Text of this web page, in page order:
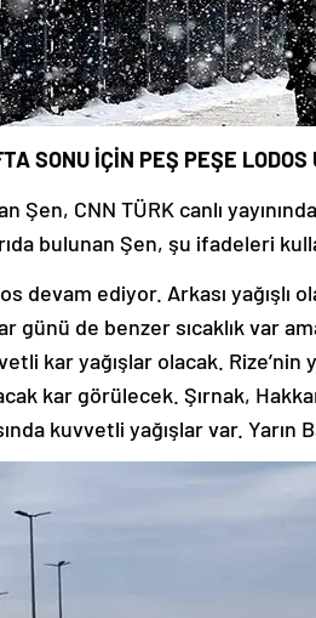
SONU İÇİN PEŞ PEŞE LODOS
Şen, CNN TÜRK canlı
bulunan Şen, şu ifadeleri
devam ediyor. Arkası yağışlı
günü de benzer sıcaklık var
kar yağışlar olacak. Rize’nin
kar görülecek. Şırnak,
kuvvetli yağışlar var. Yarın